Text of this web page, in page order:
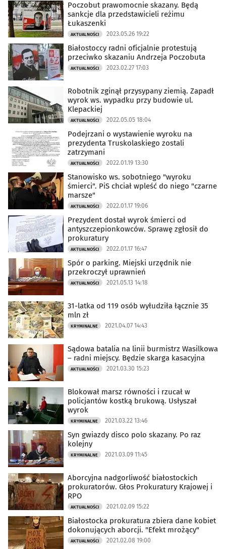
Poczobut prawomocnie skazany. Będą
sankcje dla przedstawicieli reżimu
Łukaszenki
AKTUALNOŚCI 2023.05.26 19:22
Białostoccy radni oficjalnie protestują
przeciwko skazaniu Andrzeja Poczobuta
AKTUALNOŚCI 2023.02.27 17:03
Robotnik zginął przysypany ziemią. Zapadł
wyrok ws. wypadku przy budowie ul.
Klepackiej
AKTUALNOŚCI 2022.05.05 18:04
Podejrzani o wystawienie wyroku na
prezydenta Truskolaskiego zostali
zatrzymani
AKTUALNOŚCI 2022.01.19 13:30
Stanowisko ws. sobotniego "wyroku
śmierci". PiS chciał wpleść do niego "czarne
marsze"
AKTUALNOŚCI 2022.01.17 19:06
Prezydent dostał wyrok śmierci od
antyszczepionkowców. Sprawę zgłosił do
prokuratury
AKTUALNOŚCI 2022.01.17 16:47
Spór o parking. Miejski urzędnik nie
przekroczył uprawnień
AKTUALNOŚCI 2021.05.13 14:18
31-latka od 119 osób wyłudziła łącznie 35
mln zł
KRYMINALNE 2021.04.07 14:43
Sądowa batalia na linii burmistrz Wasilkowa
– radni miejscy. Będzie skarga kasacyjna
AKTUALNOŚCI 2021.03.30 15:23
Blokował marsz równości i rzucał w
policjantów kostką brukową. Usłyszał
wyrok
KRYMINALNE 2021.03.22 13:46
Syn gwiazdy disco polo skazany. Po raz
kolejny
KRYMINALNE 2021.03.09 11:45
Aborcyjna nadgorliwość białostockich
prokuratorów. Głos Prokuratury Krajowej i
RPO
AKTUALNOŚCI 2021.02.09 15:22
Białostocka prokuratura zbiera dane kobiet
dokonujących aborcji. "Efekt mrożący"
AKTUALNOŚCI 2021.02.08 19:00